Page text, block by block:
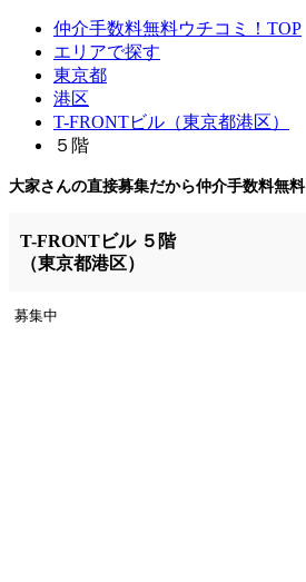
仲介手数料無料ウチコミ！TOP
エリアで探す
東京都
港区
T-FRONTビル（東京都港区）
５階
大家さんの直接募集だから仲介手数料無料
T-FRONTビル ５階
（東京都港区）
募集中